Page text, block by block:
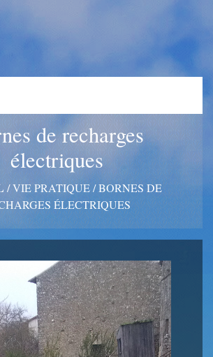
de recharges
électriques
/VIE PRATIQUE/BORNES DE
ÉLECTRIQUES